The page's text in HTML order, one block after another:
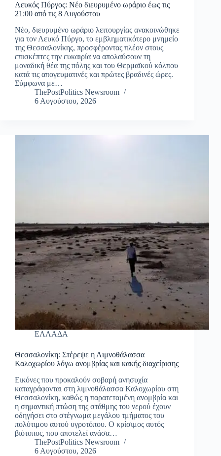
Λευκός Πύργος: Νέο διευρυμένο ωράριο έως τις
21:00 από τις 8 Αυγούστου
Νέο, διευρυμένο ωράριο λειτουργίας ανακοινώθηκε
για τον Λευκό Πύργο, το εμβληματικότερο μνημείο
της Θεσσαλονίκης, προσφέροντας πλέον στους
επισκέπτες την ευκαιρία να απολαύσουν τη
μοναδική θέα της πόλης και του Θερμαϊκού κόλπου
κατά τις απογευματινές και πρώτες βραδινές ώρες.
Σύμφωνα με…
ThePostPolitics Newsroom
6 Αυγούστου, 2026
ΕΛΛΑΔΑ
Θεσσαλονίκη: Στέρεψε η Λιμνοθάλασσα
Καλοχωρίου λόγω ανομβρίας και κακής διαχείρισης
Εικόνες που προκαλούν σοβαρή ανησυχία
καταγράφονται στη λιμνοθάλασσα Καλοχωρίου στη
Θεσσαλονίκη, καθώς η παρατεταμένη ανομβρία και
η σημαντική πτώση της στάθμης του νερού έχουν
οδηγήσει στο στέγνωμα μεγάλου τμήματος του
πολύτιμου αυτού υγροτόπου. Ο κρίσιμος αυτός
βιότοπος, που αποτελεί ανάσα…
ThePostPolitics Newsroom
6 Αυγούστου, 2026